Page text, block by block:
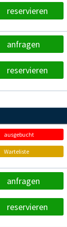
reservieren
anfragen
reservieren
ausgebucht
Warteliste
anfragen
reservieren